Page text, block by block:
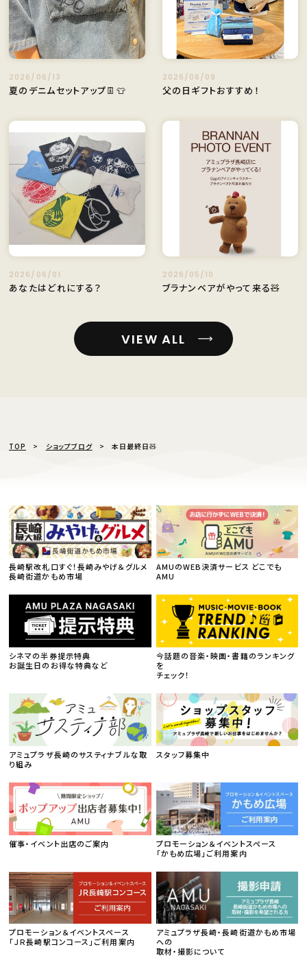
2026/06/13
夏のデニムセットアップ👖👕
2026/06/09
父の日ギフトおすすめ！
2026/06/01
あなたはどれにする？
2026/05/10
ブラナンベアがやって来る🧸
VIEW ALL
TOP ショップブログ 本日最終日🧸
長崎駅改札口すぐ！長崎みやげ＆グルメ
長崎街道かもめ市場
AMUのWEB決済サービス どこでも
AMU
シネマの半券提示特典
お誕生日のお得な特典など
今話題の音楽・映画・書籍のランキング
を
チェック！
アミュプラザ長崎のサスティナブルな取
り組み
スタッフ募集中
催事・イベント出店のご案内
プロモーション＆イベントスペース
「かもめ広場」ご利用案内
プロモーション＆イベントスペース
「ＪＲ長崎駅コンコース」ご利用案内
アミュプラザ長崎・長崎街道かもめ市場
への
取材・撮影について